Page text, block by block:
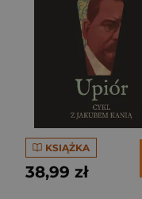
KSIĄŻKA
38,99 zł